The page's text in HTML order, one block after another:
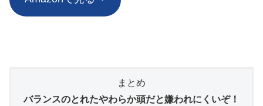
まとめ
バランスのとれたやわらか頭だと嫌われにくいぞ！